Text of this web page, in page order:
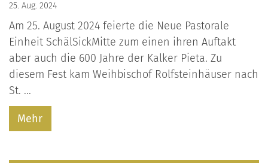
25. Aug. 2024
Am 25. August 2024 feierte die Neue Pastorale
Einheit SchälSickMitte zum einen ihren Auftakt
aber auch die 600 Jahre der Kalker Pieta. Zu
diesem Fest kam Weihbischof Rolfsteinhäuser nach
St. ...
Mehr